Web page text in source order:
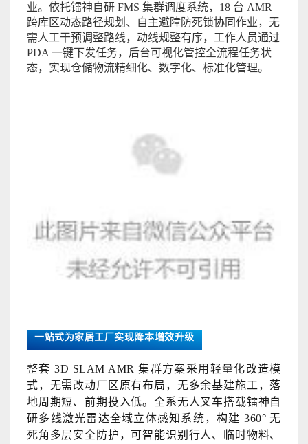
业。依托镭神自研 FMS 集群调度系统，18 台 AMR
跨库区动态路径规划、自主避障防死锁协同作业，无
需人工干预调整路线，动线规整有序，工作人员通过
PDA 一键下发任务，后台可视化管控全流程任务状
态，实现仓储物流精细化、数字化、标准化管理。
一站式为家居工厂实现降本增效升级
整套 3D SLAM AMR 集群方案采用轻量化改造模
式，无需改动厂区原有布局，无多余基建施工，落
地周期短、前期投入低。全系无人叉车搭载镭神自
研多线激光雷达全域立体感知系统，构建 360° 无
死角多层安全防护，可智能识别行人、临时物料、